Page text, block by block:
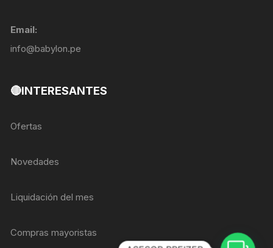
Email:
info@babylon.pe
🔴INTERESANTES
Ofertas
Novedades
Liquidación del mes
Compras mayoristas